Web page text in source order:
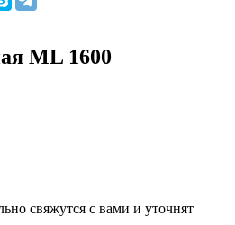
ML 1600
свяжутся с вами и уточнят